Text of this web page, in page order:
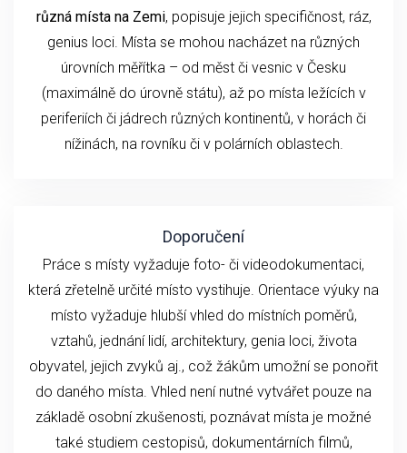
různá místa na Zemi, popisuje jejich specifičnost, ráz,
genius loci. Místa se mohou nacházet na různých
úrovních měřítka – od měst či vesnic v Česku
(maximálně do úrovně státu), až po místa ležících v
periferiích či jádrech různých kontinentů, v horách či
nížinách, na rovníku či v polárních oblastech.
Doporučení
Práce s místy vyžaduje foto- či videodokumentaci,
která zřetelně určité místo vystihuje. Orientace výuky na
místo vyžaduje hlubší vhled do místních poměrů,
vztahů, jednání lidí, architektury, genia loci, života
obyvatel, jejich zvyků aj., což žákům umožní se ponořit
do daného místa. Vhled není nutné vytvářet pouze na
základě osobní zkušenosti, poznávat místa je možné
také studiem cestopisů, dokumentárních filmů,